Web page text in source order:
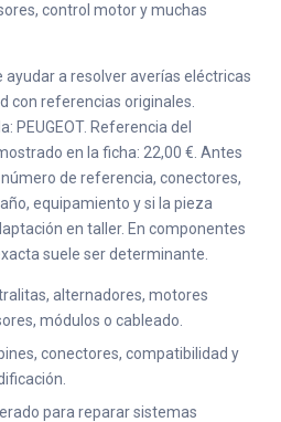
control motor y muchas
ayudar a resolver averías eléctricas
con referencias originales.
PEUGEOT. Referencia del
en la ficha: 22,00 €. Antes
de referencia, conectores,
equipamiento y si la pieza
en taller. En componentes
suele ser determinante.
alternadores, motores
módulos o cableado.
conectores, compatibilidad y
para reparar sistemas